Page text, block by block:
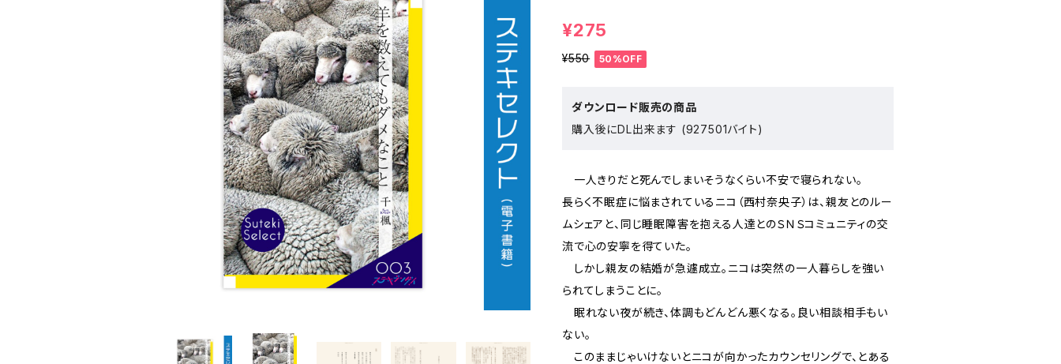
¥275
¥550 50%OFF
ダウンロード販売の商品
購入後にDL出来ます (927501バイト)
一人きりだと死んでしまいそうなくらい不安で寝られない。
長らく不眠症に悩まされているニコ（西村奈央子）は、親友とのルー
ムシェアと、同じ睡眠障害を抱える人達とのＳＮＳコミュニティの交
流で心の安寧を得ていた。
しかし親友の結婚が急遽成立。ニコは突然の一人暮らしを強い
られてしまうことに。
眠れない夜が続き、体調もどんどん悪くなる。良い相談相手もい
ない。
このままじゃいけないとニコが向かったカウンセリングで、とある